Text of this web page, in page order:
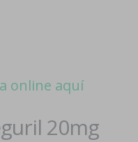
online aquí
20mg